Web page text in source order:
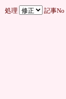
処理 記事No